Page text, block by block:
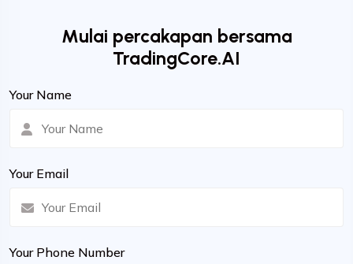
Mulai percakapan bersama
TradingCore.AI
Your Name
Your Email
Your Phone Number